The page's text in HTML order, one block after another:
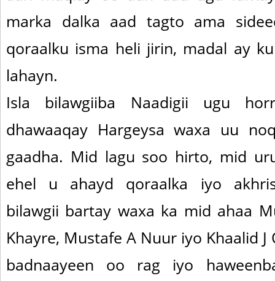
marka dalka aad tagto ama
qoraalku isma heli jirin, madal ay
lahayn.
Isla bilawgiiba Naadigii ugu
dhawaaqay Hargeysa waxa uu
gaadha. Mid lagu soo hirto, mid
ehel u ahayd qoraalka iyo
bilawgii bartay waxa ka mid ahaa
Khayre, Mustafe A Nuur iyo Khaalid J
badnaayeen oo rag iyo